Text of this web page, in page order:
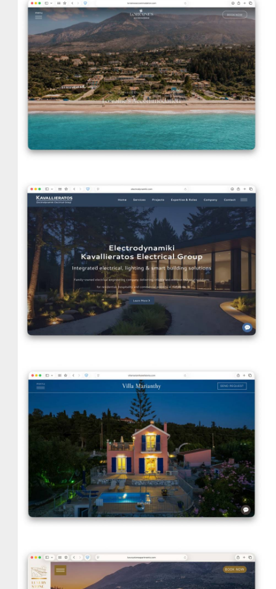
Lorraine's Accommodation
VIEW DETAILS
Ηλεκτροδυναμική
VIEW DETAILS
Villa Marianthy
VIEW DETAILS
Luxury Stone Apartments